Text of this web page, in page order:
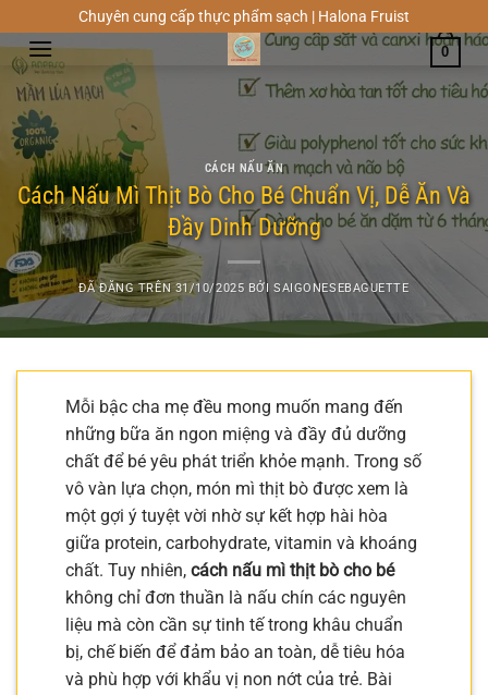
đến
nội
dung
Chuyên cung cấp thực phẩm sạch | Halona Fruist
0
CÁCH NẤU ĂN
Cách Nấu Mì Thịt Bò Cho Bé Chuẩn Vị, Dễ Ăn Và
Đầy Dinh Dưỡng
ĐÃ ĐĂNG TRÊN31/10/2025 BỞISAIGONESEBAGUETTE
Mỗi bậc cha mẹ đều mong muốn mang đến
những bữa ăn ngon miệng và đầy đủ dưỡng
chất để bé yêu phát triển khỏe mạnh. Trong số
vô vàn lựa chọn, món mì thịt bò được xem là
một gợi ý tuyệt vời nhờ sự kết hợp hài hòa
giữa protein, carbohydrate, vitamin và khoáng
chất. Tuy nhiên, cách nấu mì thịt bò cho bé
không chỉ đơn thuần là nấu chín các nguyên
liệu mà còn cần sự tinh tế trong khâu chuẩn
bị, chế biến để đảm bảo an toàn, dễ tiêu hóa
và phù hợp với khẩu vị non nớt của trẻ. Bài